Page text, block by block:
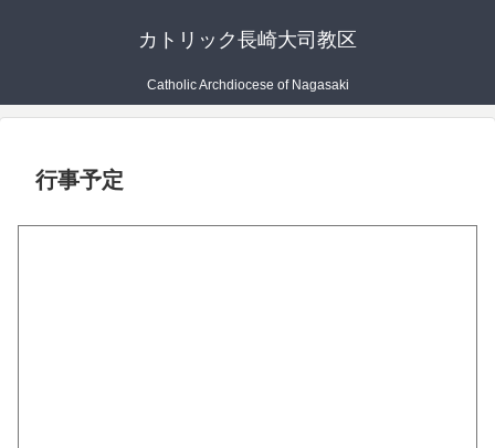
カトリック長崎大司教区
Catholic Archdiocese of Nagasaki
行事予定